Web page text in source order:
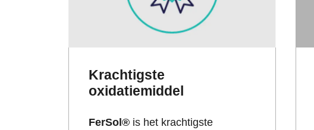
Krachtigste
oxidatiemiddel
FerSol® is het krachtigste